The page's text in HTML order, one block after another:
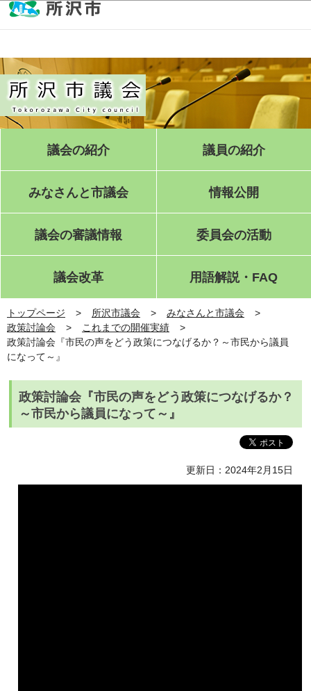
このページの本文へ移動
議会の紹介 議員の紹介
みなさんと市議会 情報公開
議会の審議情報 委員会の活動
議会改革 用語解説・FAQ
トップページ 所沢市議会
みなさんと市議会
政策討論会
これまでの開催実績
政策討論会『市民の声をどう政策につなげるか？～市民から議員
になって～』
政策討論会『市民の声をどう政策につなげるか？
～市民から議員になって～』
更新日：2024年2月15日